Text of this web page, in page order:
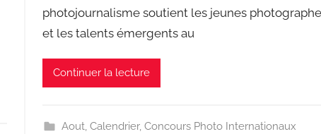
photojournalisme soutient les jeunes
et les talents émergents au
Continuer la lecture
Aout,Calendrier,Concours Photo Internationaux